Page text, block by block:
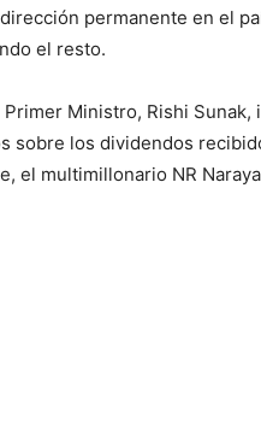
permanente en el
el resto.
Primer Ministro, Rishi
sobre los dividendos
el multimillonario NR